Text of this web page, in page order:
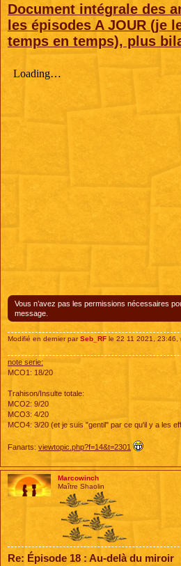
Document intégrale des
les épisodes A JOUR (je
temps en temps), plus
Vous n’avez pas les permissions nécessaires
message.
Modifié en dernier parSeb_RF le 22 11 2021, 23:46,
note serie:
MCO1: 18/20
Trahison/Insulte totale:
MCO2: 9/20
MCO3: 4/20
MCO4: 3/20 (et je suis "gentil" par ce qu'il y a les
Fanarts: viewtopic.php?f=14&t=2301
Marcowinch
Maître Shaolin
Re: Épisode 18 : Au-delà du miroir